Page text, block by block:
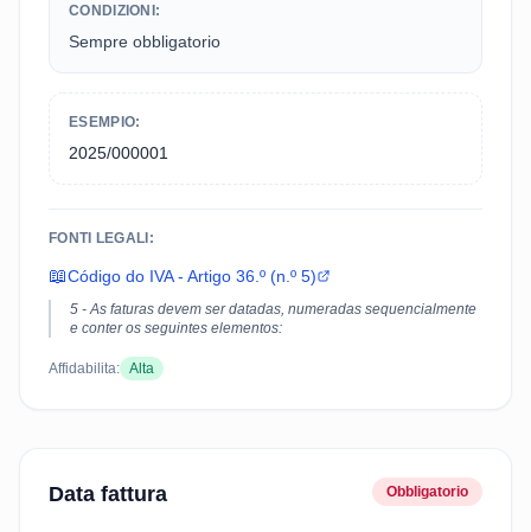
CONDIZIONI:
Sempre obbligatorio
ESEMPIO:
2025/000001
FONTI LEGALI:
📖Código do IVA - Artigo 36.º (n.º 5)
5 - As faturas devem ser datadas, numeradas sequencialmente
e conter os seguintes elementos:
Affidabilita: Alta
Data fattura Obbligatorio